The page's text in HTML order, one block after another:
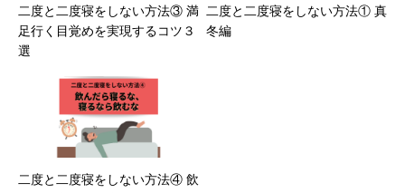
二度と二度寝をしない方法③ 満
足行く目覚めを実現するコツ３
選
二度と二度寝をしない方法① 真
冬編
二度と二度寝をしない方法④ 飲